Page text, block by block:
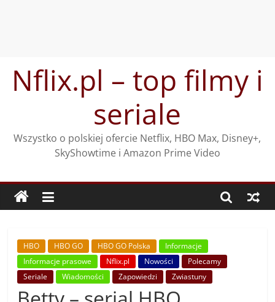
treściNflix.pl – top filmy i
seriale
Wszystko o polskiej ofercie Netflix, HBO Max, Disney+,
SkyShowtime i Amazon Prime Video
HBO HBO GO HBO GO Polska
Informacje
Informacje prasowe
Nflix.pl Nowości
Polecamy
Seriale
Wiadomości Zapowiedzi Zwiastuny